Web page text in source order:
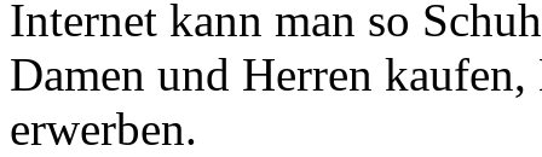
Internet kann man so
Damen und Herren
erwerben.